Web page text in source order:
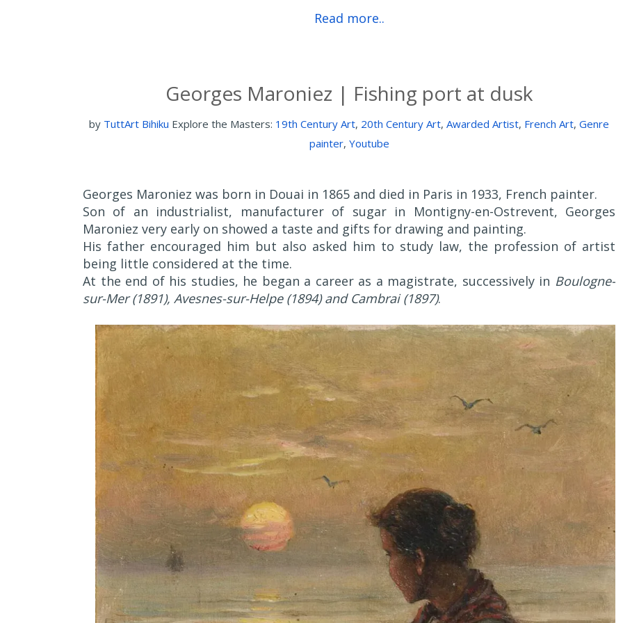
Read more..
Georges Maroniez | Fishing port at dusk
by TuttArt Bihiku Explore the Masters: 19th Century Art, 20th Century Art, Awarded Artist, French Art, Genre
painter, Youtube
Georges Maroniez was born in Douai in 1865 and died in Paris in 1933, French painter.
Son of an industrialist, manufacturer of sugar in Montigny-en-Ostrevent, Georges
Maroniez very early on showed a taste and gifts for drawing and painting.
His father encouraged him but also asked him to study law, the profession of artist
being little considered at the time.
At the end of his studies, he began a career as a magistrate, successively in Boulogne-
sur-Mer (1891), Avesnes-sur-Helpe (1894) and Cambrai (1897).